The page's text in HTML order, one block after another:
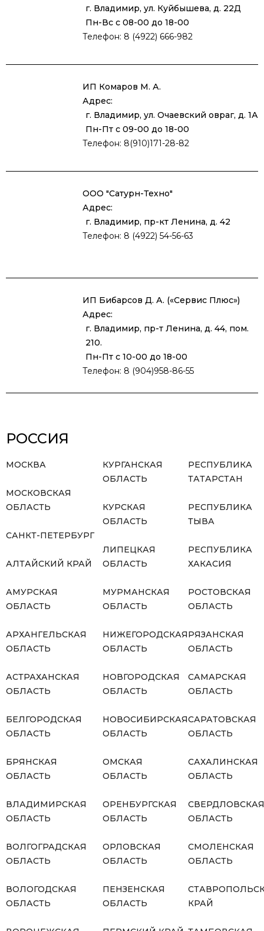
г. Владимир, ул. Куйбышева, д. 22Д
Пн-Вс с 08-00 до 18-00
Телефон: 8 (4922) 666-982
ИП Комаров М. А.
Адрес:
г. Владимир, ул. Очаевский овраг, д. 1А
Пн-Пт с 09-00 до 18-00
Телефон: 8(910)171-28-82
ООО "Сатурн-Техно"
Адрес:
г. Владимир, пр-кт Ленина, д. 42
Телефон: 8 (4922) 54-56-63
ИП Бибарсов Д. А. («Сервис Плюс»)
Адрес:
г. Владимир, пр-т Ленина, д. 44, пом.
210.
Пн-Пт с 10-00 до 18-00
Телефон: 8 (904)958-86-55
РОССИЯ
МОСКВА
МОСКОВСКАЯ
ОБЛАСТЬ
САНКТ-ПЕТЕРБУРГ
АЛТАЙСКИЙ КРАЙ
АМУРСКАЯ
ОБЛАСТЬ
АРХАНГЕЛЬСКАЯ
ОБЛАСТЬ
АСТРАХАНСКАЯ
ОБЛАСТЬ
БЕЛГОРОДСКАЯ
ОБЛАСТЬ
БРЯНСКАЯ
ОБЛАСТЬ
ВЛАДИМИРСКАЯ
ОБЛАСТЬ
ВОЛГОГРАДСКАЯ
ОБЛАСТЬ
ВОЛОГОДСКАЯ
ОБЛАСТЬ
КУРГАНСКАЯ
ОБЛАСТЬ
КУРСКАЯ
ОБЛАСТЬ
ЛИПЕЦКАЯ
ОБЛАСТЬ
МУРМАНСКАЯ
ОБЛАСТЬ
НИЖЕГОРОДСКАЯ
ОБЛАСТЬ
НОВГОРОДСКАЯ
ОБЛАСТЬ
НОВОСИБИРСКАЯ
ОБЛАСТЬ
ОМСКАЯ
ОБЛАСТЬ
ОРЕНБУРГСКАЯ
ОБЛАСТЬ
ОРЛОВСКАЯ
ОБЛАСТЬ
ПЕНЗЕНСКАЯ
ОБЛАСТЬ
РЕСПУБЛИКА
ТАТАРСТАН
РЕСПУБЛИКА
ТЫВА
РЕСПУБЛИКА
ХАКАСИЯ
РОСТОВСКАЯ
ОБЛАСТЬ
РЯЗАНСКАЯ
ОБЛАСТЬ
САМАРСКАЯ
ОБЛАСТЬ
САРАТОВСКАЯ
ОБЛАСТЬ
САХАЛИНСКАЯ
ОБЛАСТЬ
СВЕРДЛОВСКАЯ
ОБЛАСТЬ
СМОЛЕНСКАЯ
ОБЛАСТЬ
КРАЙ